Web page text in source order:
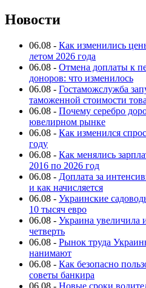
Новости
06.08 - Как изменились
летом 2026 года
06.08 - Отмена доплаты к
доноров: что изменилось
06.08 - Гостаможслужба
таможенной стоимости
06.08 - Почему серебро
ювелирном рынке
06.08 - Как изменился
году
06.08 - Как менялись
2016 по 2026 год
06.08 - Доплата за
и как начисляется
06.08 - Украинские
10 тысяч евро
06.08 - Украина увеличила
четверть
06.08 - Рынок труда
нанимают
06.08 - Как безопасно
советы банкира
06.08 - Новые сроки